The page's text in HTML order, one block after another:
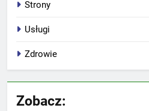
Strony
Usługi
Zdrowie
Zobacz: